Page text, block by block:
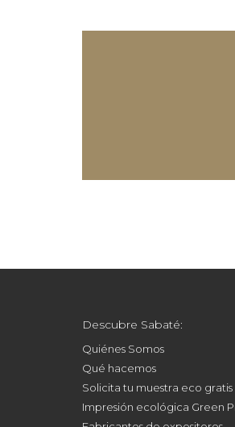
Descubre Sabaté:
Quiénes Somos
Qué hacemos
Solicita tu muestra eco gratis
Impresión ecológica Green